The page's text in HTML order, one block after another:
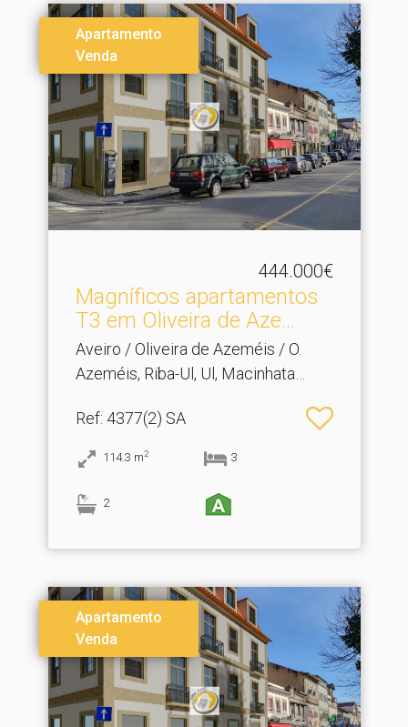
Apartamento
Venda
444.000€
Magníficos apartamentos
T3 em Oliveira de Aze.​..
Aveiro / Oliveira de Azeméis / O.
Azeméis, Riba-Ul, Ul, Macinhata
Ref: 4377(2) SA
114.3 m2 3
2
Apartamento
Venda